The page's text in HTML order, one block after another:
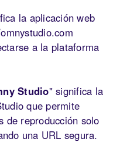
la aplicación web
a la plataforma
Studio" significa la
que permite
de reproducción solo
una URL segura.